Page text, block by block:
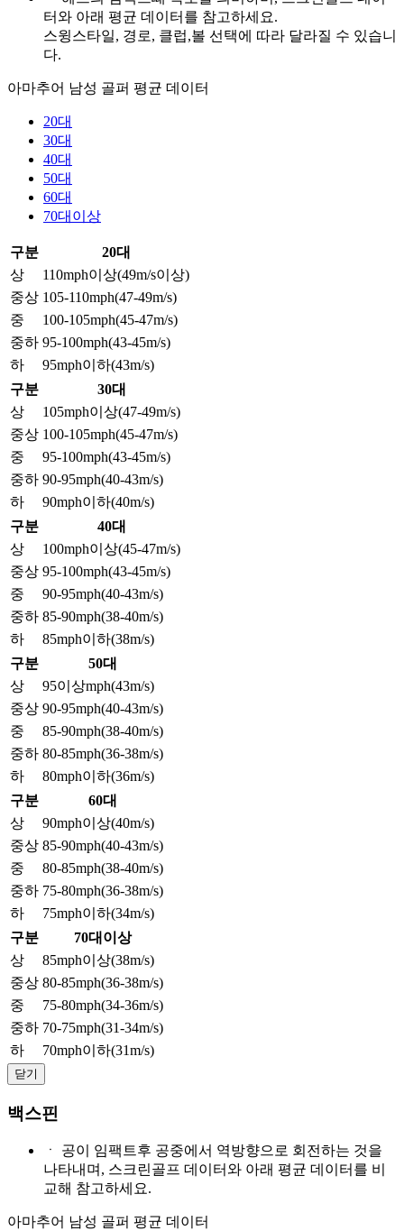
터와 아래 평균 데이터를 참고하세요.
스윙스타일, 경로, 클럽,볼 선택에 따라 달라질 수 있습니
다.
아마추어 남성 골퍼 평균 데이터
20대
30대
40대
50대
60대
70대이상
구분
20대
상
110mph이상(49m/s이상)
중상 105-110mph(47-49m/s)
중
100-105mph(45-47m/s)
중하 95-100mph(43-45m/s)
하
95mph이하(43m/s)
구분
30대
상
105mph이상(47-49m/s)
중상 100-105mph(45-47m/s)
중
95-100mph(43-45m/s)
중하 90-95mph(40-43m/s)
하
90mph이하(40m/s)
구분
40대
상
100mph이상(45-47m/s)
중상 95-100mph(43-45m/s)
중
90-95mph(40-43m/s)
중하 85-90mph(38-40m/s)
하
85mph이하(38m/s)
구분
50대
상
95이상mph(43m/s)
중상 90-95mph(40-43m/s)
중
85-90mph(38-40m/s)
중하 80-85mph(36-38m/s)
하
80mph이하(36m/s)
구분
60대
상
90mph이상(40m/s)
중상 85-90mph(40-43m/s)
중
80-85mph(38-40m/s)
중하 75-80mph(36-38m/s)
하
75mph이하(34m/s)
구분
70대이상
상
85mph이상(38m/s)
중상 80-85mph(36-38m/s)
중
75-80mph(34-36m/s)
중하 70-75mph(31-34m/s)
하
70mph이하(31m/s)
닫기
백스핀
ㆍ
공이 임팩트후 공중에서 역방향으로 회전하는 것을
나타내며, 스크린골프 데이터와 아래 평균 데이터를 비
교해 참고하세요.
아마추어 남성 골퍼 평균 데이터